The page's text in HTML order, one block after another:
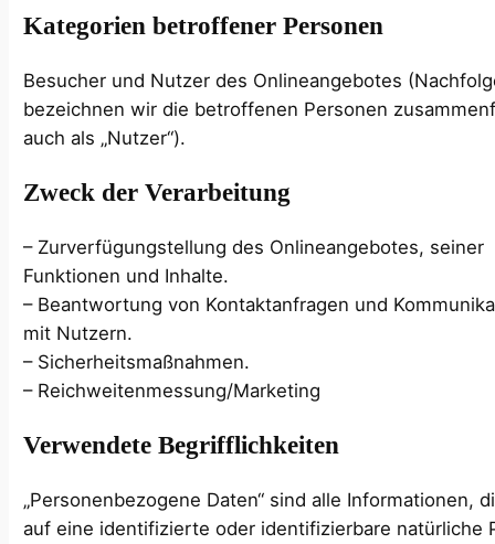
Kategorien betroffener Personen
Besucher und Nutzer des Onlineangebotes
bezeichnen wir die betroffenen Personen
auch als „Nutzer“).
Zweck der Verarbeitung
– Zurverfügungstellung des Onlineangebotes, seiner
Funktionen und Inhalte.
– Beantwortung von Kontaktanfragen und
mit Nutzern.
– Sicherheitsmaßnahmen.
– Reichweitenmessung/Marketing
Verwendete Begrifflichkeiten
„Personenbezogene Daten“ sind alle Informationen,
auf eine identifizierte oder identifizierbare natürliche